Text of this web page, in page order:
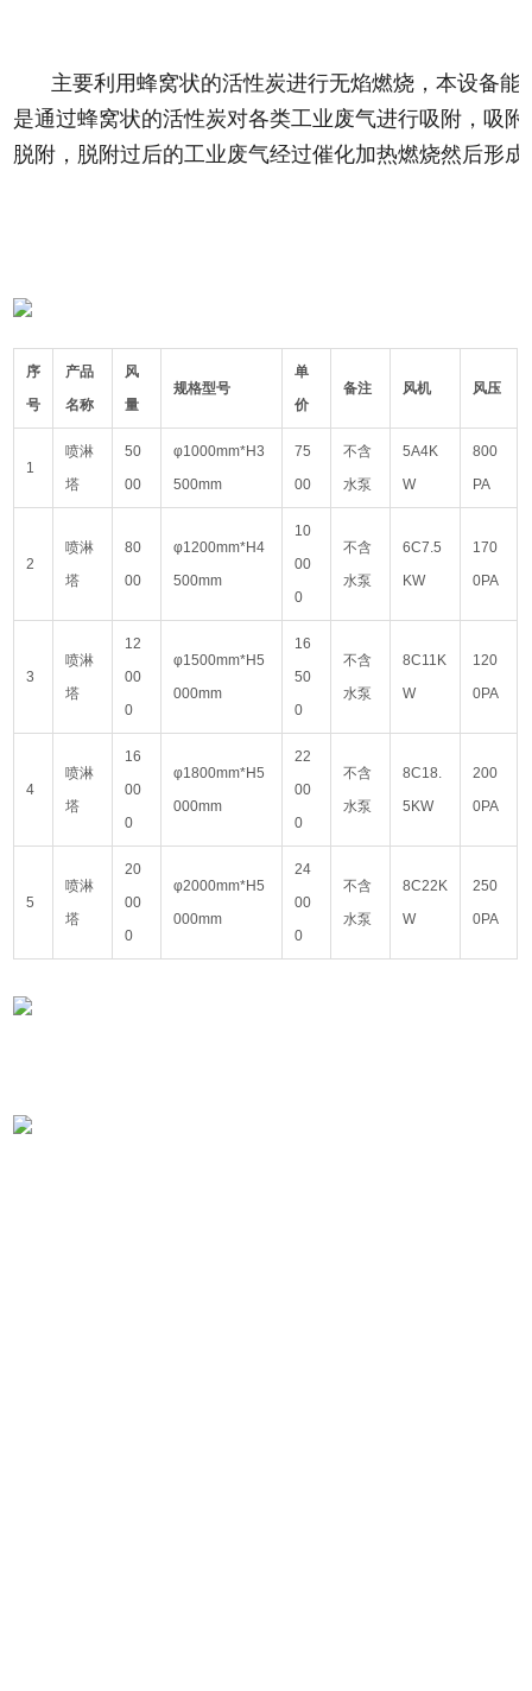
主要利用蜂窝状的活性炭进行无焰燃烧，本设备
是通过蜂窝状的活性炭对各类工业废气进行吸附，吸
脱附，脱附过后的工业废气经过催化加热燃烧然后形
序
号
产品
名称
风
量
规格型号
单
价
备注 风机 风压
1
喷淋
塔
50
00
φ1000mm*H3
500mm
75
00
不含
水泵
5A4K
W
800
PA
2
喷淋
塔
80
00
φ1200mm*H4
500mm
10
00
0
不含
水泵
6C7.5
KW
170
0PA
3
喷淋
塔
12
00
0
φ1500mm*H5
000mm
16
50
0
不含
水泵
8C11K
W
120
0PA
4
喷淋
塔
16
00
0
φ1800mm*H5
000mm
22
00
0
不含
水泵
8C18.
5KW
200
0PA
5
喷淋
塔
20
00
0
φ2000mm*H5
000mm
24
00
0
不含
水泵
8C22K
W
250
0PA